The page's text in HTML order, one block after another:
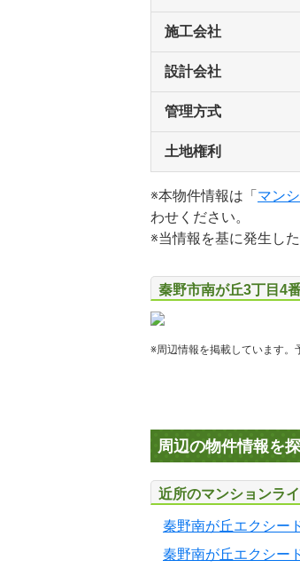
施工会社
設計会社
管理方式
土地権利
※本物件情報は「 マン
わせください。
※当情報を基に発生し
秦野市南が丘3丁目4
※周辺情報を掲載しています。
周辺の物件情報を
近所のマンションラ
秦野南が丘エクシ
秦野南が丘エクシ